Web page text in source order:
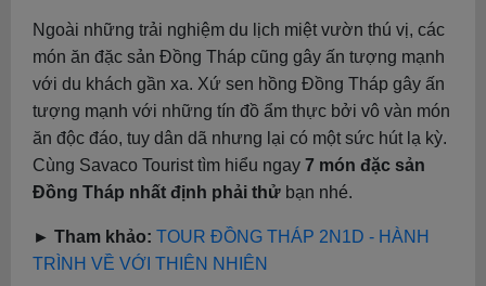
Ngoài những trải nghiệm du lịch miệt vườn thú vị, các
món ăn đặc sản Đồng Tháp cũng gây ấn tượng mạnh
với du khách gần xa. Xứ sen hồng Đồng Tháp gây ấn
tượng mạnh với những tín đồ ẩm thực bởi vô vàn món
ăn độc đáo, tuy dân dã nhưng lại có một sức hút lạ kỳ.
Cùng Savaco Tourist tìm hiểu ngay 7 món đặc sản
Đồng Tháp nhất định phải thử bạn nhé.
► Tham khảo: TOUR ĐỒNG THÁP 2N1D - HÀNH
TRÌNH VỀ VỚI THIÊN NHIÊN